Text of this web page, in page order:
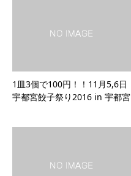
1皿3個で100円！！11月5,6日
宇都宮餃子祭り2016 in 宇都宮